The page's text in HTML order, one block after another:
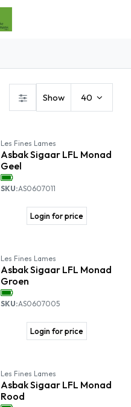
Show 40
Les Fines Lames
Asbak Sigaar LFL Monad
Geel
SKU:AS0607011
Login for price
Les Fines Lames
Asbak Sigaar LFL Monad
Groen
SKU:AS0607005
Login for price
Les Fines Lames
Asbak Sigaar LFL Monad
Rood